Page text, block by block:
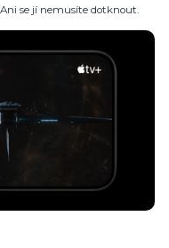
se jí nemusíte dotknout.